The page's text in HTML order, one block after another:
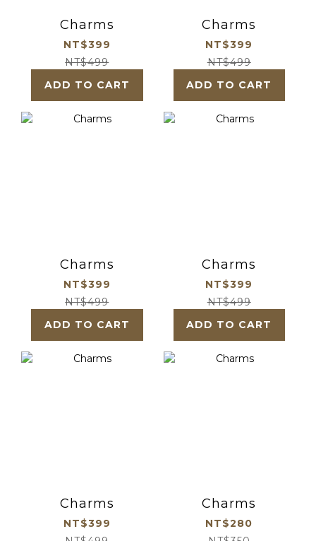
Charms
NT$399
NT$499
ADD TO CART
Charms
NT$399
NT$499
ADD TO CART
Charms
NT$399
NT$499
ADD TO CART
Charms
NT$399
NT$499
ADD TO CART
Charms
NT$399
Charms
NT$280